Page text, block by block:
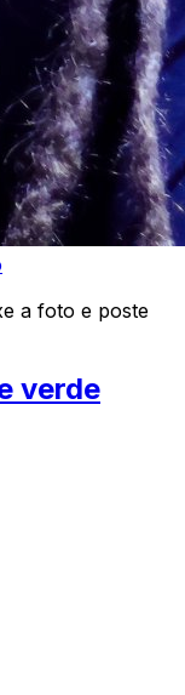
a foto e poste
verde